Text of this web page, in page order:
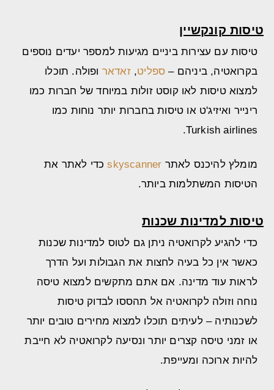
טיסות קונקשיין
טיסות עם עצירות ביניים מגיעות למספר יעדים נוספים
בקרואטיה, ביניהם – ספליט,זאדאר ופולה. תוכלו
למצוא טיסות לאו קוסט זולות במיוחד של חברות כמו
רינייר ואיזיג'ט או טיסות בחברות יותר נוחות כמו
Turkish airlines.
מומלץ להיכנס לאתר skyscanner כדי לאתר את
הטיסות המשתלמות ביותר.
טיסות למדינות שכנות
כדי להגיע לקרואטיה ניתן גם לטוס למדינות שכנות
כאשר אין כל בעיה לחצות את הגבולות ועל הדרך
לראות עוד מדינה. אם אתם מתקשים למצוא טיסה
נוחה וזולה לקרואטיה אל תהססו לבדוק טיסות
לשכנותיה – לעיתים תוכלו למצוא מחירים טובים יותר
או זמני טיסה קצרים יותר ונסיעה לקרואטיה לא חייבת
להיות ארוכה ומעייפת.